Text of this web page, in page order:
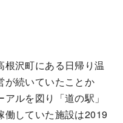
根沢町にある日帰り温
が続いていたことか
ルを図り「道の駅」
働していた施設は2019